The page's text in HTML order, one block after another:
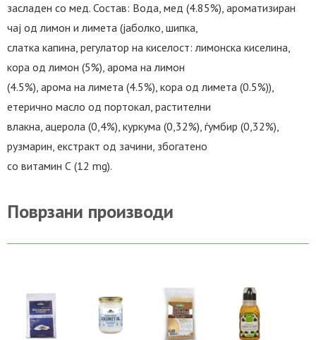
засладен со мед. Состав: Вода, мед (4.85%), ароматизиран
чај од лимон и лимета (јаболко, шипка,
слатка капина, регулатор на киселост: лимонска киселина,
кора од лимон (5%), арома на лимон
(4.5%), арома на лимета (4.5%), кора од лимета (0.5%)),
етерично масло од портокал, растителни
влакна, ацерола (0,4%), куркума (0,32%), ѓумбир (0,32%),
рузмарин, екстракт од зачини, збогатено
со витамин С (12 mg).
Поврзани производи
ВО
ВО
ВО
ВО